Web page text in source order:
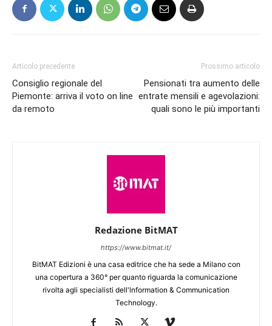
Articolo precedente
Consiglio regionale del
Piemonte: arriva il voto on line
da remoto
Prossimo articolo
Pensionati tra aumento delle
entrate mensili e agevolazioni:
quali sono le più importanti
Redazione BitMAT
https://www.bitmat.it/
BitMAT Edizioni è una casa editrice che ha sede a Milano con
una copertura a 360° per quanto riguarda la comunicazione
rivolta agli specialisti dell'lnformation & Communication
Technology.